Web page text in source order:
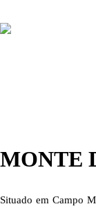
MONTE
Situado em Campo